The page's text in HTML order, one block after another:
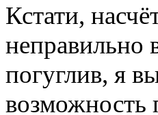
Кстати,
неправильно
погуглив, я
возможность